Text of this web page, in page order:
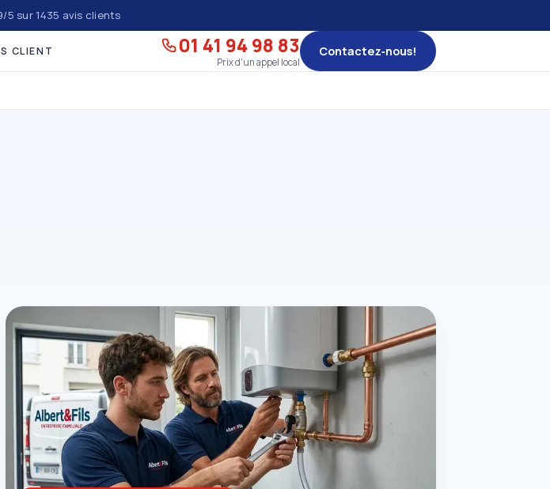
5 sur 1435 avis clients
CLIENT 01 41 94 98 83
Prix d'un appel local
Contactez‑nous!